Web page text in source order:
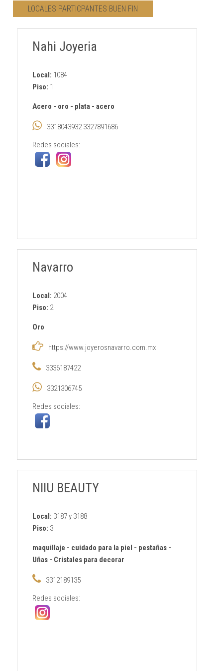
CONTACTO
LOCALES PARTICPANTES BUEN FIN
Nahi Joyeria
Local: 1084
Piso: 1
Acero - oro - plata - acero
3318043932 3327891686
Redes sociales:
Navarro
Local: 2004
Piso: 2
Oro
https://www.joyerosnavarro.com.mx
3336187422
3321306745
Redes sociales:
NIIU BEAUTY
Local: 3187 y 3188
Piso: 3
maquillaje - cuidado para la piel - pestañas-
Uñas- Cristales para decorar
3312189135
Redes sociales: